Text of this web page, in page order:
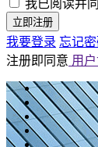
我已阅读并
立即注册
我要登录 忘记
注册即同意 用